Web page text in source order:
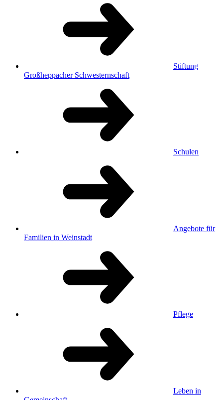
Stiftung
Großheppacher Schwesternschaft
Schulen
Angebote für
Familien in Weinstadt
Pflege
Leben in